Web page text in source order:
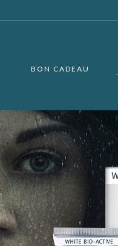
BON CADEAU